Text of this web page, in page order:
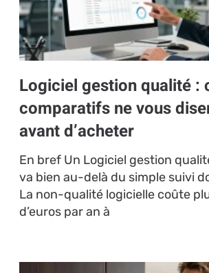
Logiciel gestion qualité :
comparatifs ne vous
avant d’acheter
En bref Un Logiciel gestion
va bien au-delà du simple suivi
La non-qualité logicielle coûte
d’euros par an à